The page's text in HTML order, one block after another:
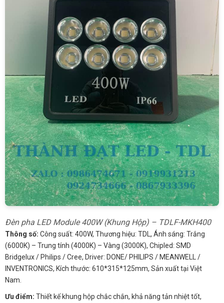
Đèn pha LED Module 400W (Khung Hộp) – TDLF-MKH400
Thông số: Công suất: 400W, Thương hiệu: TDL, Ánh sáng: Trắng
(6000K) – Trung tính (4000K) – Vàng (3000K), Chipled: SMD
Bridgelux / Philips / Cree, Driver: DONE/ PHILIPS / MEANWELL /
INVENTRONICS, Kích thước: 610*315*125mm, Sản xuất tại Việt
Nam.
Ưu điểm: Thiết kế khung hộp chắc chắn, khả năng tản nhiệt tốt,